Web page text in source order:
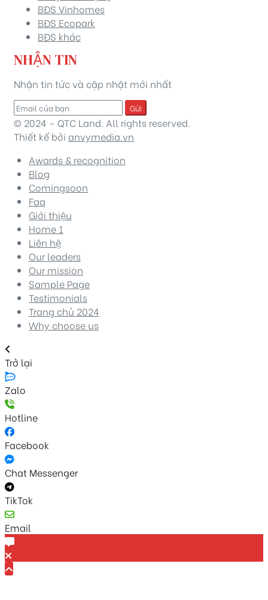
BĐS Vinhomes
BĐS Ecopark
BĐS khác
NHẬN TIN
Nhận tin tức và cập nhật mới nhất
Gửi
© 2024 – QTC Land. All rights reserved.
Thiết kế bởi anvymedia.vn
Awards & recognition
Blog
Comingsoon
Faq
Giới thiệu
Home 1
Liên hệ
Our leaders
Our mission
Sample Page
Testimonials
Trang chủ 2024
Why choose us
Trở lại
Zalo
Hotline
Facebook
Chat Messenger
TikTok
Email